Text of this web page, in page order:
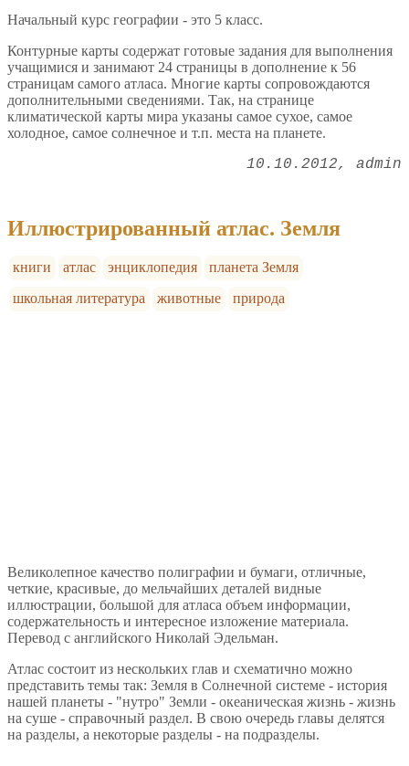
Начальный курс географии - это 5 класс.
Контурные карты содержат готовые задания для выполнения
учащимися и занимают 24 страницы в дополнение к 56
страницам самого атласа. Многие карты сопровождаются
дополнительными сведениями. Так, на странице
климатической карты мира указаны самое сухое, самое
холодное, самое солнечное и т.п. места на планете.
10.10.2012 admin
Иллюстрированный атлас. Земля
книги атлас энциклопедия
планета Земля
школьная литература
животные природа
Великолепное качество полиграфии и бумаги, отличные,
четкие, красивые, до мельчайших деталей видные
иллюстрации, большой для атласа объем информации,
содержательность и интересное изложение материала.
Перевод с английского Николай Эдельман.
Атлас состоит из нескольких глав и схематично можно
представить темы так: Земля в Солнечной системе - история
нашей планеты - "нутро" Земли - океаническая жизнь - жизнь
на суше - справочный раздел. В свою очередь главы делятся
на разделы, а некоторые разделы - на подразделы.